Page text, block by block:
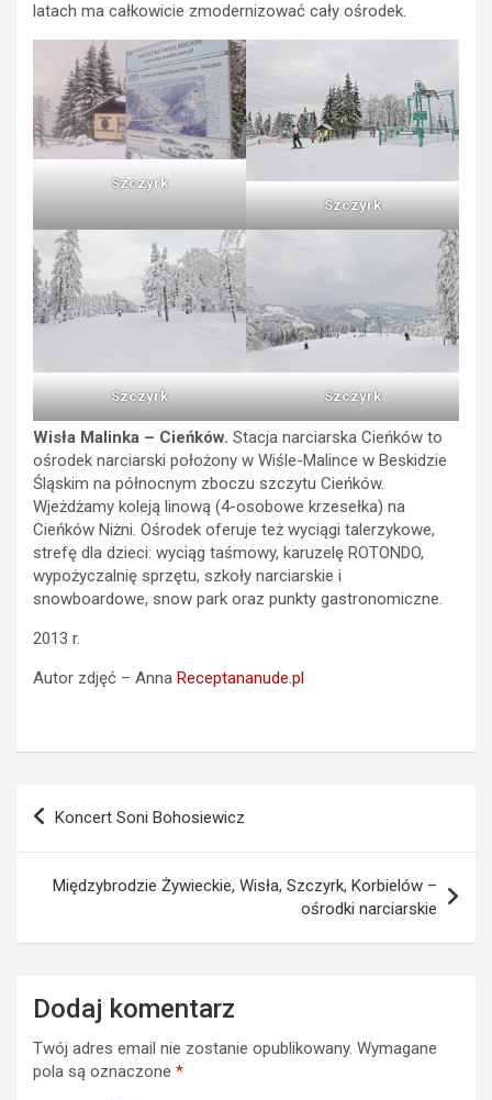
latach ma całkowicie zmodernizować cały ośrodek.
Szczyrk
Szczyrk
Szczyrk Szczyrk
Wisła Malinka – Cieńków. Stacja narciarska Cieńków to
ośrodek narciarski położony w Wiśle-Malince w Beskidzie
Śląskim na północnym zboczu szczytu Cieńków.
Wjeżdżamy koleją linową (4-osobowe krzesełka) na
Cieńków Niżni. Ośrodek oferuje też wyciągi talerzykowe,
strefę dla dzieci: wyciąg taśmowy, karuzelę ROTONDO,
wypożyczalnię sprzętu, szkoły narciarskie i
snowboardowe, snow park oraz punkty gastronomiczne.
2013 r.
Autor zdjęć – Anna Receptananude.pl
Nawigacja
Koncert Soni Bohosiewicz
Międzybrodzie Żywieckie, Wisła, Szczyrk, Korbielów –
ośrodki narciarskie
Dodaj komentarz
Twój adres email nie zostanie opublikowany. Wymagane
pola są oznaczone *